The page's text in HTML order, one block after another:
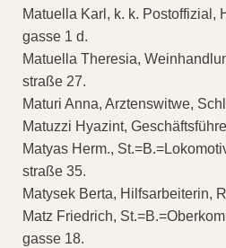
Matuella Karl, k. k. Postoffizial,
gasse 1 d.
Matuella Theresia,
straße 27.
Maturi Anna, Arztenswitwe,
Matuzzi Hyazint,
Matyas Herm.,
straße 35.
Matysek Berta, Hilfsarbeiterin,
Matz Friedrich,
gasse 18.